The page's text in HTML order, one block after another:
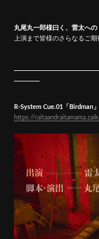
丸尾丸一郎様曰く、雷太への
上演まで皆様のさらなるご
R-System Cue.01「Birdman」
https://